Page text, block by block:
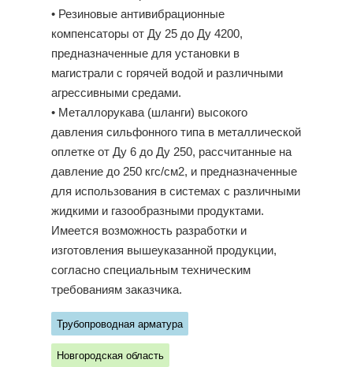
• Резиновые антивибрационные
компенсаторы от Ду 25 до Ду 4200,
предназначенные для установки в
магистрали с горячей водой и различными
агрессивными средами.
• Металлорукава (шланги) высокого
давления сильфонного типа в металлической
оплетке от Ду 6 до Ду 250, рассчитанные на
давление до 250 кгс/см2, и предназначенные
для использования в системах с различными
жидкими и газообразными продуктами.
Имеется возможность разработки и
изготовления вышеуказанной продукции,
согласно специальным техническим
требованиям заказчика.
Трубопроводная арматура
Новгородская область